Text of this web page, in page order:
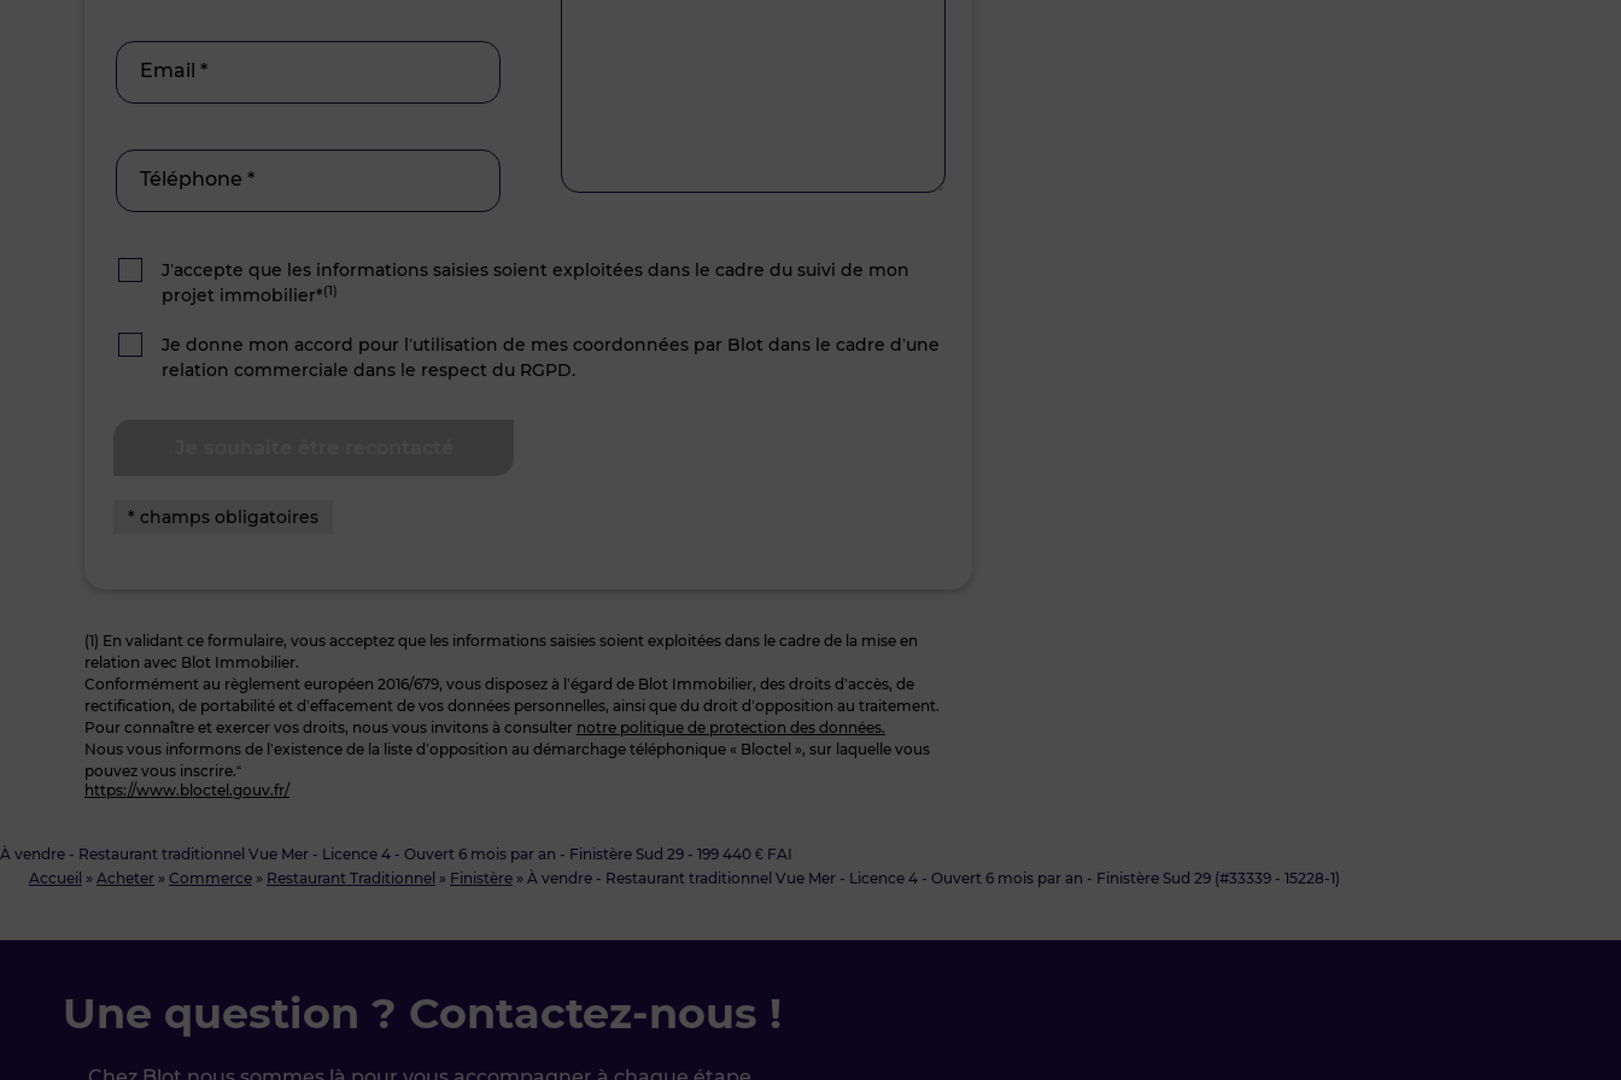
Accueil » Acheter » Commerce » Restaurant Traditionnel » Finistère » À vendre - Restaurant traditionnel Vue Mer - Licence 4 - Ouvert 6 mois par an - Finistère Sud 29 (#33339 - 15228-1)
À vendre - Restaurant traditionnel Vue Mer - Licence 4 - Ouvert 6 mois par an - Finistère Sud 29 - 199 440 € FAI
Email *
Téléphone *
J’accepte que les informations saisies soient exploitées dans le cadre du suivi de mon
projet immobilier*(1)
Je donne mon accord pour l’utilisation de mes coordonnées par Blot dans le cadre d’une
relation commerciale dans le respect du RGPD.
* champs obligatoires
(1) En validant ce formulaire, vous acceptez que les informations saisies soient exploitées dans le cadre de la mise en
relation avec Blot Immobilier.
Conformément au règlement européen 2016/679, vous disposez à l’égard de Blot Immobilier, des droits d’accès, de
rectification, de portabilité et d’effacement de vos données personnelles, ainsi que du droit d’opposition au traitement.
Pour connaître et exercer vos droits, nous vous invitons à consulter notre politique de protection des données.
Nous vous informons de l’existence de la liste d’opposition au démarchage téléphonique « Bloctel », sur laquelle vous
pouvez vous inscrire.“
https://www.bloctel.gouv.fr/
Une question ? Contactez-nous !